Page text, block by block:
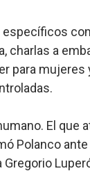
charlas a
para mujeres
El que
Polanco